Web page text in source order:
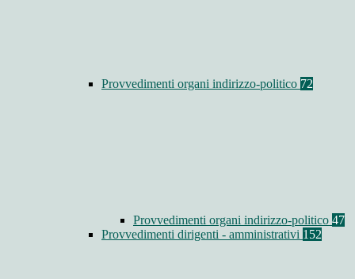
Provvedimenti organi indirizzo-politico 72
Provvedimenti organi indirizzo-politico 47
Provvedimenti dirigenti - amministrativi 152